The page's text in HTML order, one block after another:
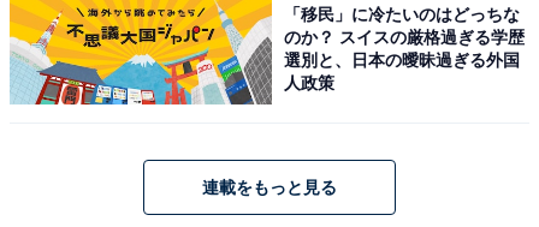
この「一般的な意味とは違う」というのがかましポイン
ト。知っている感を演出できます。くれぐれも「サムネ
ィール画像を送りつけないようにしましょう。
「移民」に冷たいのはどっちな
のか？ スイスの厳格過ぎる学歴
選別と、日本の曖昧過ぎる外国
人政策
連載をもっと見る